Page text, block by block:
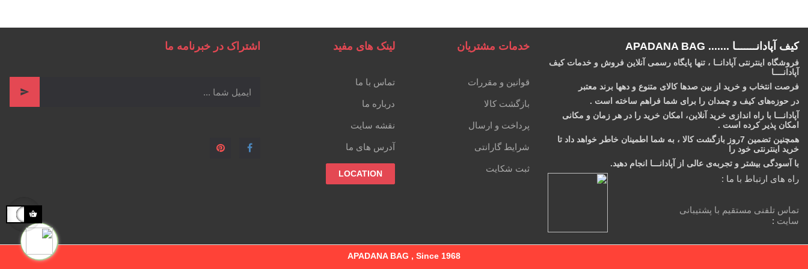
کیف آپادانـــــــا ....... APADANA BAG
فروشگاه اینترنتی آپادانــا ، تنها پایگاه رسمی آنلاین فروش و خدمات کیف
آپادانــــا
فرصت انتخاب و خرید از بین صدها کالای متنوع و دهها برند معتبر
در حوزه‌های کیف و چمدان را برای شما فراهم ساخته است .
آپادانـــا با راه اندازی خرید آنلاین، امکان خرید را در هر زمان و مکانی
امکان‌ پذیر کرده است .
همچنین تضمین 7روز بازگشت کالا ، به شما اطمینان خاطر خواهد داد تا
خرید اینترنتی خود را
با آسودگی بیشتر و تجربه‌ی عالی از آپادانـــا انجام دهید.
راه های ارتباط با ما :
تماس تلفنی مستقیم با پشتیبانی
سایت :
خدمات مشتریان
قوانین و مقررات
بازگشت کالا
پرداخت و ارسال
شرایط گارانتی
ثبت شکایت
لینک های مفید
تماس با ما
درباره ما
نقشه سایت
آدرس های ما
LOCATION
اشتراک در خبرنامه ما
APADANA BAG , Since 1968